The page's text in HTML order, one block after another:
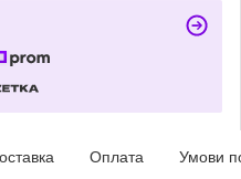
Оплата Умови